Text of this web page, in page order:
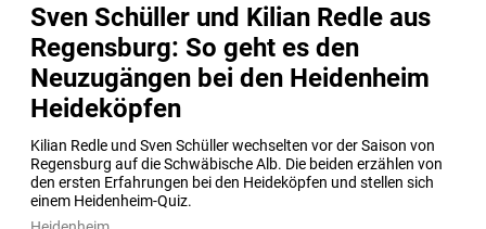
Sven Schüller und Kilian Redle aus
Regensburg: So geht es den
Neuzugängen bei den Heidenheim
Heideköpfen
Kilian Redle und Sven Schüller wechselten vor der Saison von
Regensburg auf die Schwäbische Alb. Die beiden erzählen von
den ersten Erfahrungen bei den Heideköpfen und stellen sich
einem Heidenheim-Quiz.